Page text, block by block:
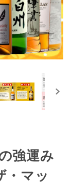
強運み
・マッ